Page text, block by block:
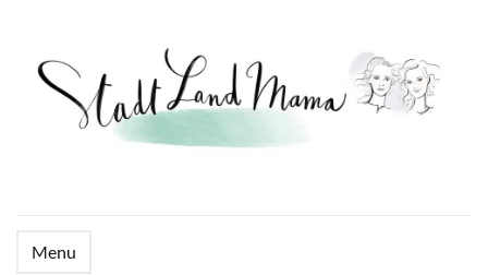
Menu